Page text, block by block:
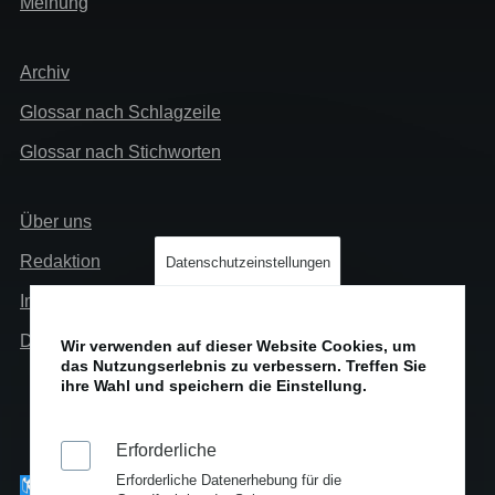
Extra
Archiv
Glossar nach Schlagzeile
Glossar nach Stichworten
Links
Über uns
Redaktion
Impressum
Datenschutz
Datenschutzeinstellungen
Wir verwenden auf dieser Website Cookies, um
das Nutzungserlebnis zu verbessern. Treffen Sie
ihre Wahl und speichern die Einstellung.
Erforderliche
Erforderliche Datenerhebung für die